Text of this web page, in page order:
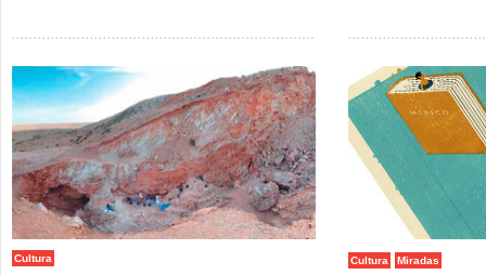
Cultura Cultura Miradas